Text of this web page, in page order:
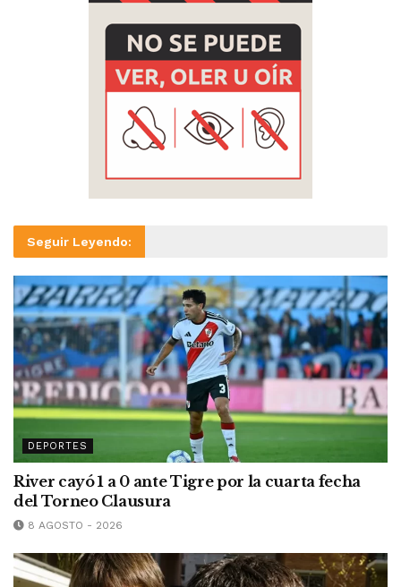
Seguir Leyendo:
DEPORTES
River cayó 1 a 0 ante Tigre por la cuarta fecha
del Torneo Clausura
8 AGOSTO - 2026